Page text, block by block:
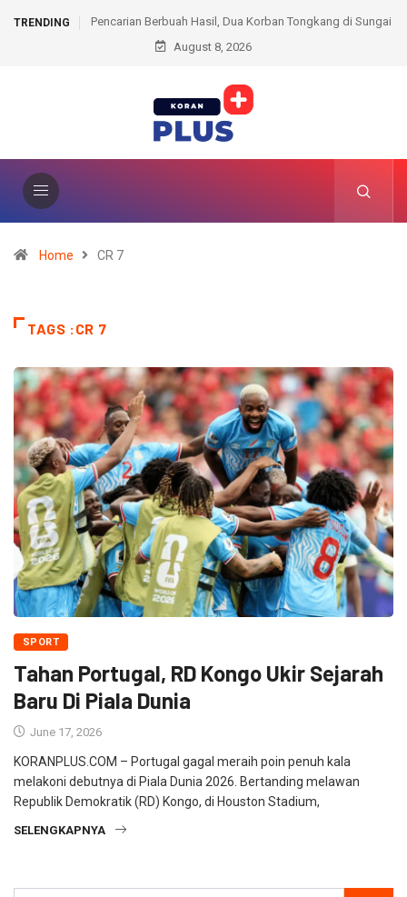
TRENDING
Dua Korban Tongkang di Sungai
Resmi Dampingi PSF FA, Erol
Pembinaan Meski Belum Puas
August 8, 2026
Home CR 7
TAGS :CR 7
SPORT
Tahan Portugal, RD Kongo Ukir Sejarah
Baru Di Piala Dunia
June 17, 2026
KORANPLUS.COM – Portugal gagal meraih poin penuh kala
melakoni debutnya di Piala Dunia 2026. Bertanding melawan
Republik Demokratik (RD) Kongo, di Houston Stadium,
SELENGKAPNYA